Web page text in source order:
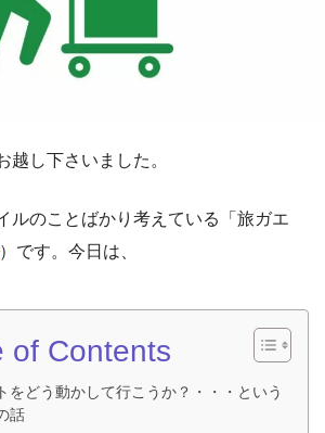
越し下さいました。
ルのことばかり考えている「旅ガエ
）です。今日は、
of Contents
をどう動かして行こうか？・・・という
話